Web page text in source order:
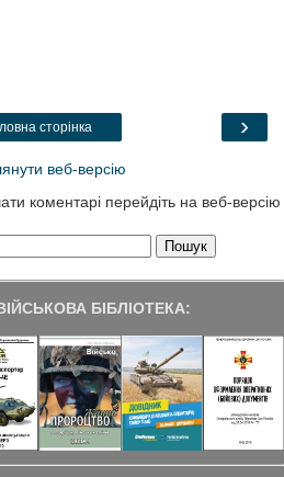
›
сторінка
веб-версію
коментарі перейдіть на веб-версію
БІБЛІОТЕКА: